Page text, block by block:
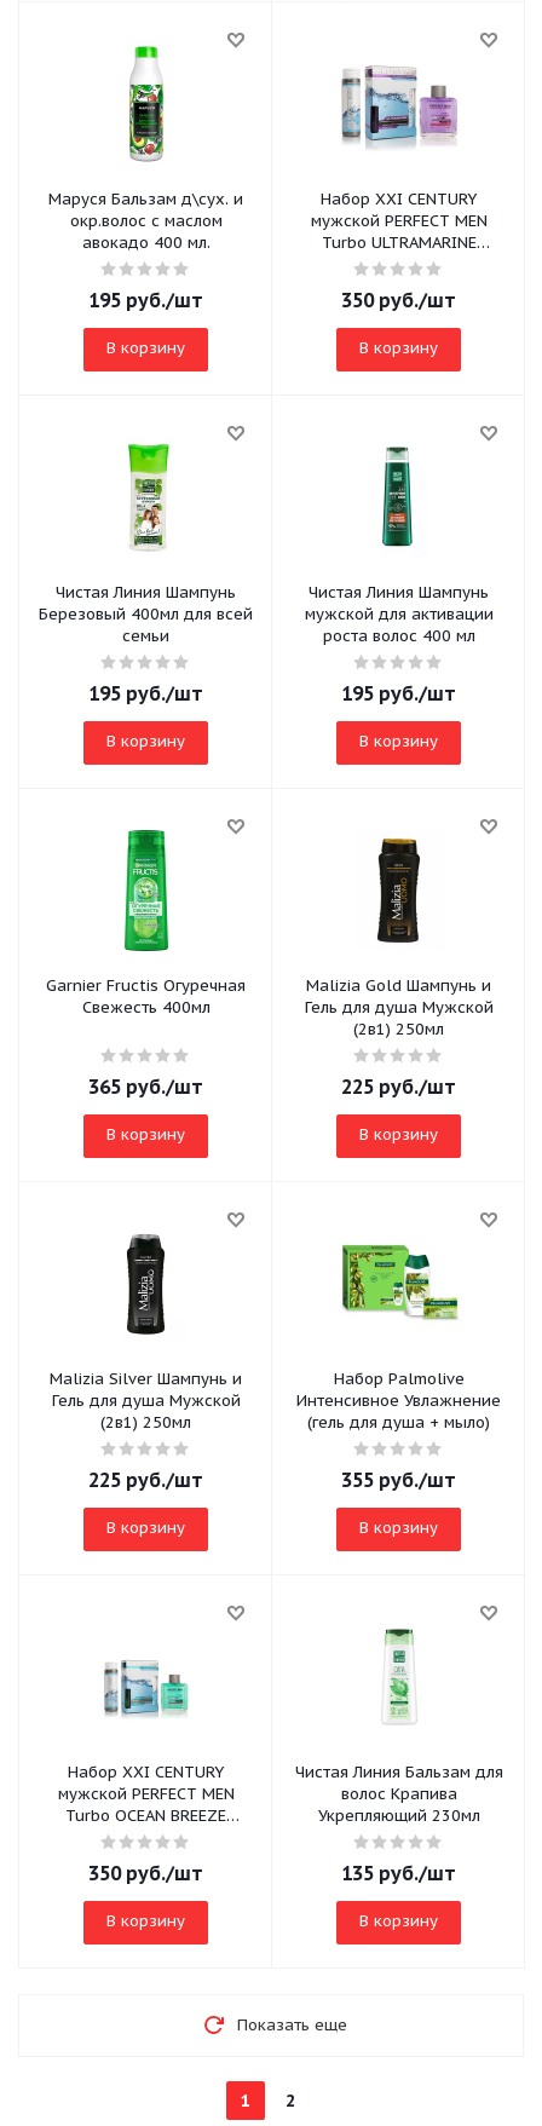
Маруся Бальзам д\сух. и
окр.волос с маслом
авокадо 400 мл.
195 руб./шт
В корзину
Набор XXI CENTURY
мужской PERFECT MEN
Turbo ULTRAMARINE
(шампунь 250мл+лосьон
350руб./шт
В корзину
Чистая Линия Шампунь
Березовый 400мл для всей
семьи
195 руб./шт
В корзину
Чистая Линия Шампунь
мужской для активации
роста волос 400 мл
195 руб./шт
В корзину
Garnier Fructis Огуречная
Свежесть 400мл
365 руб./шт
В корзину
Malizia Gold Шампунь и
Гель для душа Мужской
(2в1) 250мл
225 руб./шт
В корзину
Malizia Silver Шампунь и
Гель для душа Мужской
(2в1) 250мл
225 руб./шт
В корзину
Набор Palmolive
Интенсивное Увлажнение
(гель для душа + мыло)
355 руб./шт
В корзину
Набор XXI CENTURY
мужской PERFECT MEN
Turbo OCEAN BREEZE
(шампунь 250мл+лосьон
350руб./шт
В корзину
Чистая Линия Бальзам для
волос Крапива
Укрепляющий 230мл
135 руб./шт
В корзину
Показать еще
1 2